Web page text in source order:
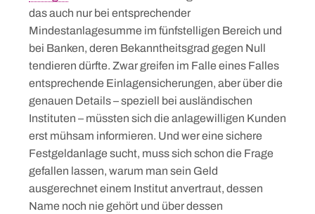
das auch nur bei entsprechender
Mindestanlagesumme im fünfstelligen Bereich und
bei Banken, deren Bekanntheitsgrad gegen Null
tendieren dürfte. Zwar greifen im Falle eines Falles
entsprechende Einlagensicherungen, aber über die
genauen Details – speziell bei ausländischen
Instituten – müssten sich die anlagewilligen Kunden
erst mühsam informieren. Und wer eine sichere
Festgeldanlage sucht, muss sich schon die Frage
gefallen lassen, warum man sein Geld
ausgerechnet einem Institut anvertraut, dessen
Name noch nie gehört und über dessen